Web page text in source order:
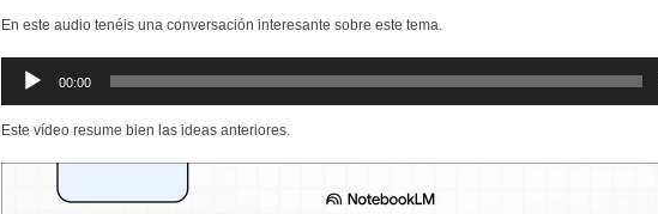
En este audio tenéis una conversación interesante sobre este tema.
Reproductor
audio
00:00
Este vídeo resume bien las ideas anteriores.